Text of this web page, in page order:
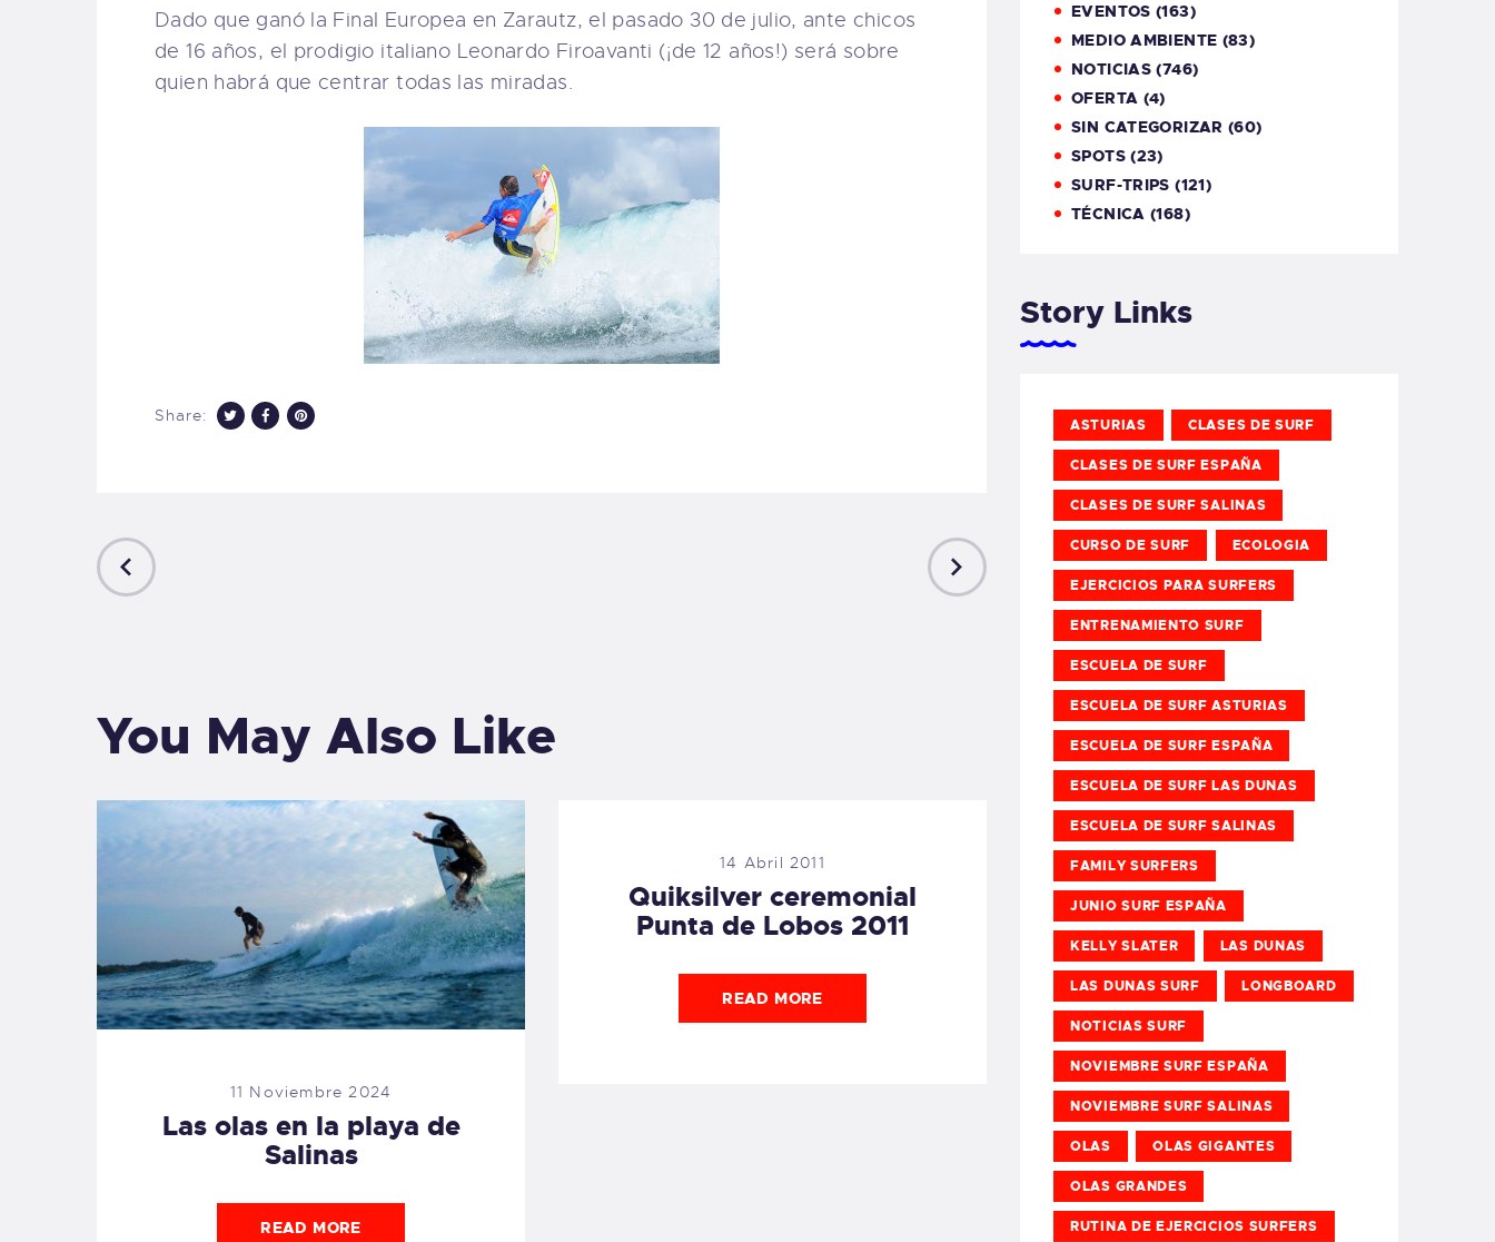
Dado que ganó la Final Europea en Zarautz, el pasado 30 de julio, ante chicos
de 16 años, el prodigio italiano Leonardo Firoavanti (¡de 12 años!) será sobre
quien habrá que centrar todas las miradas.
Share:
You May Also Like
11 Noviembre 2024
Las olas en la playa de
Salinas
READ MORE
14 Abril 2011
Quiksilver ceremonial
Punta de Lobos 2011
READ MORE
EVENTOS (163)
MEDIO AMBIENTE (83)
NOTICIAS (746)
OFERTA (4)
SIN CATEGORIZAR (60)
SPOTS(23)
SURF-TRIPS (121)
TÉCNICA (168)
Story Links
ASTURIAS CLASES DE SURF
CLASES DE SURF ESPAÑA
CLASES DE SURF SALINAS
CURSO DE SURF ECOLOGIA
EJERCICIOS PARA SURFERS
ENTRENAMIENTO SURF
ESCUELA DE SURF
ESCUELA DE SURF ASTURIAS
ESCUELA DE SURF ESPAÑA
ESCUELA DE SURF LAS DUNAS
ESCUELA DE SURF SALINAS
FAMILY SURFERS
JUNIO SURF ESPAÑA
KELLY SLATER LAS DUNAS
LAS DUNAS SURF LONGBOARD
NOTICIAS SURF
NOVIEMBRE SURF ESPAÑA
NOVIEMBRE SURF SALINAS
OLAS OLAS GIGANTES
OLAS GRANDES
RUTINA DE EJERCICIOS SURFERS